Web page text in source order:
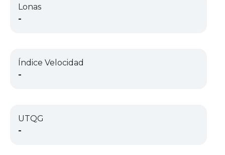
Lonas
-
Índice Velocidad
-
UTQG
-